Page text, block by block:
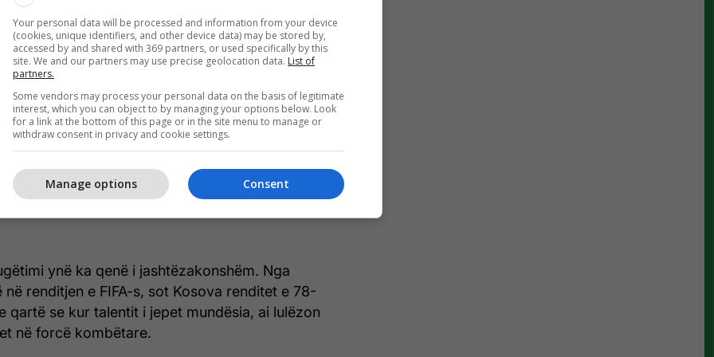
një kapitull të rëndësishëm në konsolidimin e
në Kongresin e Budapestit, u mbyll një epokë
dyert e familjes evropiane. Sakrifica e gjatë u
ndërsa shpresa mori formë konkrete në
të futbollit. Vetëm dhjetë ditë më vonë,
në Kongresin e FIFA-s në Mexico City, Kosova u
familjen botërore të futbollit. Në kongresin e
aktual Gianni Infantino, Kosovës iu dha
duke vulosur një moment historik të
ynë ka qenë i jashtëzakonshëm. Nga
në renditjen e FIFA-s, sot Kosova renditet e 78-
qartë se kur talentit i jepet mundësia, ai lulëzon
në forcë kombëtare.
Your personal data will be processed and information from your device
(cookies, unique identifiers, and other device data) may be stored by,
accessed by and shared with 369 partners, or used specifically by this
site. We and our partners may use precise geolocation data. List of
partners.
Some vendors may process your personal data on the basis of legitimate
interest, which you can object to by managing your options below. Look
for a link at the bottom of this page or in the site menu to manage or
withdraw consent in privacy and cookie settings.
Consent
Manage options